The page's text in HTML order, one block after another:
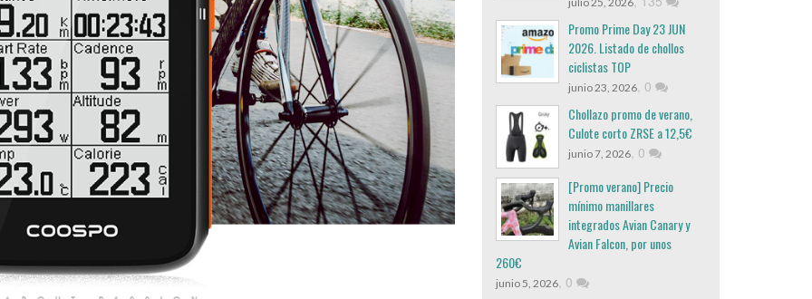
Promo Prime Day 23 JUN
2026. Listado de chollos
ciclistas TOP
junio 23, 2026, 0
Chollazo promo de verano,
Culote corto ZRSE a 12,5€
junio 7, 2026, 0
[Promo verano] Precio
mínimo manillares
integrados Avian Canary y
Avian Falcon, por unos
260€
junio 5, 2026, 0